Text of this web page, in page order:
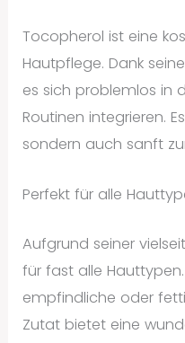
Tocopherol ist eine
Hautpflege. Dank
es sich problemlos in
Routinen integrieren.
sondern auch sanft
Perfekt für alle
Aufgrund seiner
für fast alle
empfindliche oder
Zutat bietet eine